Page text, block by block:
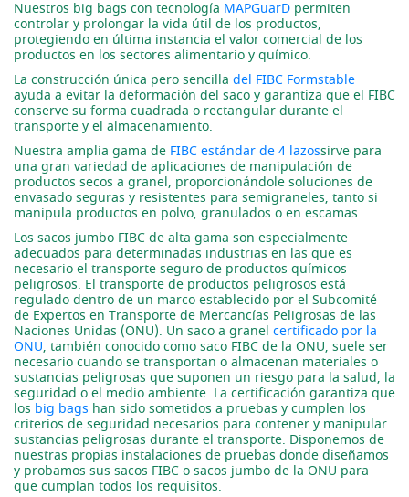
Nuestros big bags con tecnología MAPGuarD permiten
controlar y prolongar la vida útil de los productos,
protegiendo en última instancia el valor comercial de los
productos en los sectores alimentario y químico.
La construcción única pero sencilla del FIBC Formstable
ayuda a evitar la deformación del saco y garantiza que el FIBC
conserve su forma cuadrada o rectangular durante el
transporte y el almacenamiento.
Nuestra amplia gama de FIBC estándar de 4 lazossirve para
una gran variedad de aplicaciones de manipulación de
productos secos a granel, proporcionándole soluciones de
envasado seguras y resistentes para semigraneles, tanto si
manipula productos en polvo, granulados o en escamas.
Los sacos jumbo FIBC de alta gama son especialmente
adecuados para determinadas industrias en las que es
necesario el transporte seguro de productos químicos
peligrosos. El transporte de productos peligrosos está
regulado dentro de un marco establecido por el Subcomité
de Expertos en Transporte de Mercancías Peligrosas de las
Naciones Unidas (ONU). Un saco a granel certificado por la
ONU, también conocido como saco FIBC de la ONU, suele ser
necesario cuando se transportan o almacenan materiales o
sustancias peligrosas que suponen un riesgo para la salud, la
seguridad o el medio ambiente. La certificación garantiza que
los big bags han sido sometidos a pruebas y cumplen los
criterios de seguridad necesarios para contener y manipular
sustancias peligrosas durante el transporte. Disponemos de
nuestras propias instalaciones de pruebas donde diseñamos
y probamos sus sacos FIBC o sacos jumbo de la ONU para
que cumplan todos los requisitos.